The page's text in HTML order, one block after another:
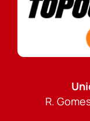
R.